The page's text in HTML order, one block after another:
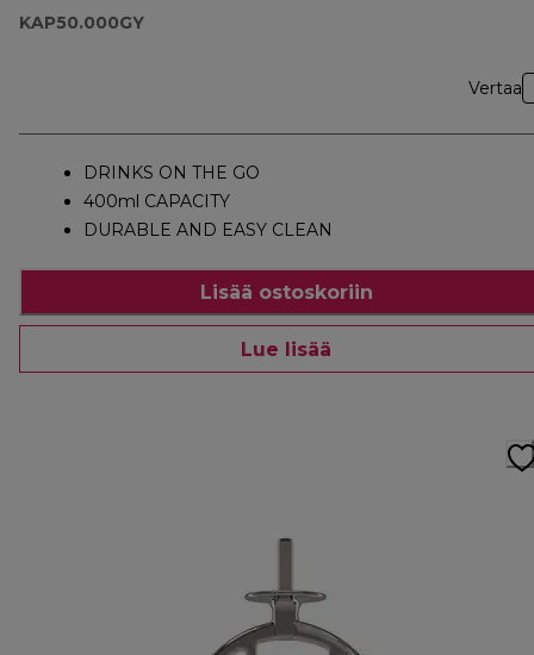
KAP50.000GY
Vertaa
DRINKS ON THE GO
400ml CAPACITY
DURABLE AND EASY CLEAN
Lisää ostoskoriin
Lue lisää